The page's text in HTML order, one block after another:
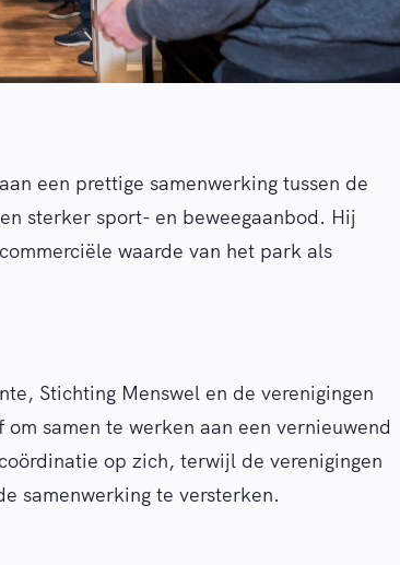
een prettige samenwerking tussen de
sterker sport- en beweegaanbod. Hij
waarde van het park als
Stichting Menswel en de verenigingen
samen te werken aan een vernieuwend
op zich, terwijl de verenigingen
samenwerking te versterken.